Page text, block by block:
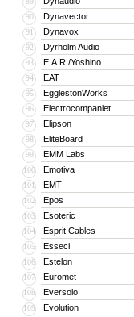
90 Dynavector
91 Dynavox
92 Dyrholm Audio
93 E.A.R./Yoshino
94 EAT
95 EgglestonWorks
96 Electrocompaniet
97 Elipson
98 EliteBoard
99 EMM Labs
100 Emotiva
101 EMT
102 Epos
103 Esoteric
104 Esprit Cables
105 Esseci
106 Estelon
107 Euromet
108 Eversolo
109 Evolution